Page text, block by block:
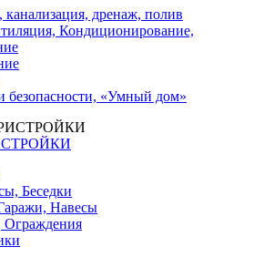
дренаж, полив
Кондиционирование,
безопасности, «Умный дом»
Беседки
Навесы
Ограждения